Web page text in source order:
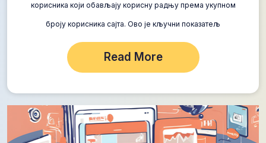
корисника који обављају корисну радњу према укупном
броју корисника сајта. Ово је кључни показатељ
ефикасности веб странице. Да бисте израчунали стопу…
Read More